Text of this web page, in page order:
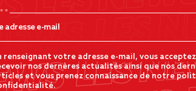
renseignant votre adresse e-mail, vous
nos dernères actualités ainsi que nos
et vous prenez connaissance de notre